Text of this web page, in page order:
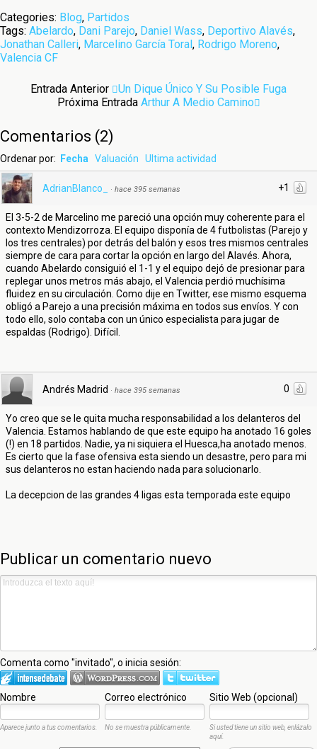
Categories: Blog, Partidos
Tags: Abelardo, Dani Parejo, Daniel Wass, Deportivo Alavés,
Jonathan Calleri, Marcelino García Toral, Rodrigo Moreno,
Valencia CF
Entrada Anterior
Un Dique Único Y Su Posible Fuga
Próxima Entrada Arthur A Medio Camino
Comentarios (2)
Ordenar por: Fecha Valuación Ultima actividad
+1
AdrianBlanco_ · hace 395 semanas
El 3-5-2 de Marcelino me pareció una opción muy coherente para el
contexto Mendizorroza. El equipo disponía de 4 futbolistas (Parejo y
los tres centrales) por detrás del balón y esos tres mismos centrales
siempre de cara para cortar la opción en largo del Alavés. Ahora,
cuando Abelardo consiguió el 1-1 y el equipo dejó de presionar para
replegar unos metros más abajo, el Valencia perdió muchísima
fluidez en su circulación. Como dije en Twitter, ese mismo esquema
obligó a Parejo a una precisión máxima en todos sus envíos. Y con
todo ello, solo contaba con un único especialista para jugar de
espaldas (Rodrigo). Difícil.
0
Andrés Madrid · hace 395 semanas
Yo creo que se le quita mucha responsabilidad a los delanteros del
Valencia. Estamos hablando de que este equipo ha anotado 16 goles
(!) en 18 partidos. Nadie, ya ni siquiera el Huesca,ha anotado menos.
Es cierto que la fase ofensiva esta siendo un desastre, pero para mi
sus delanteros no estan haciendo nada para solucionarlo.
La decepcion de las grandes 4 ligas esta temporada este equipo
Publicar un comentario nuevo
Comenta como "invitado", o inicia sesión:
Nombre Correo electrónico Sitio Web (opcional)
Aparece junto a tus comentarios. No se muestra públicamente.
Si usted tiene un sitio web, enlázalo
aquí.